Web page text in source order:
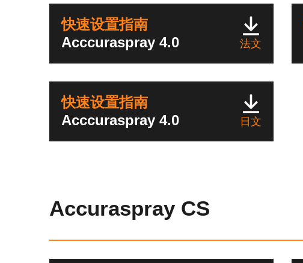
快速设置指南
Acccuraspray 4.0
法文
快速设置指南
Acccuraspray 4.0
日文
Accuraspray CS